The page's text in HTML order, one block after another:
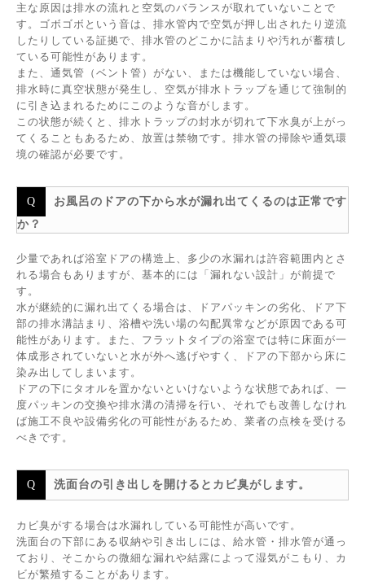
主な原因は排水の流れと空気のバランスが取れていないことで
す。ゴボゴボという音は、排水管内で空気が押し出されたり逆流
したりしている証拠で、排水管のどこかに詰まりや汚れが蓄積し
ている可能性があります。
また、通気管（ベント管）がない、または機能していない場合、
排水時に真空状態が発生し、空気が排水トラップを通じて強制的
に引き込まれるためにこのような音がします。
この状態が続くと、排水トラップの封水が切れて下水臭が上がっ
てくることもあるため、放置は禁物です。排水管の掃除や通気環
境の確認が必要です。
お風呂のドアの下から水が漏れ出てくるのは正常です
か？
少量であれば浴室ドアの構造上、多少の水漏れは許容範囲内とさ
れる場合もありますが、基本的には「漏れない設計」が前提で
す。
水が継続的に漏れ出てくる場合は、ドアパッキンの劣化、ドア下
部の排水溝詰まり、浴槽や洗い場の勾配異常などが原因である可
能性があります。また、フラットタイプの浴室では特に床面が一
体成形されていないと水が外へ逃げやすく、ドアの下部から床に
染み出してしまいます。
ドアの下にタオルを置かないといけないような状態であれば、一
度パッキンの交換や排水溝の清掃を行い、それでも改善しなけれ
ば施工不良や設備劣化の可能性があるため、業者の点検を受ける
べきです。
洗面台の引き出しを開けるとカビ臭がします。
カビ臭がする場合は水漏れしている可能性が高いです。
洗面台の下部にある収納や引き出しには、給水管・排水管が通っ
ており、そこからの微細な漏れや結露によって湿気がこもり、カ
ビが繁殖することがあります。